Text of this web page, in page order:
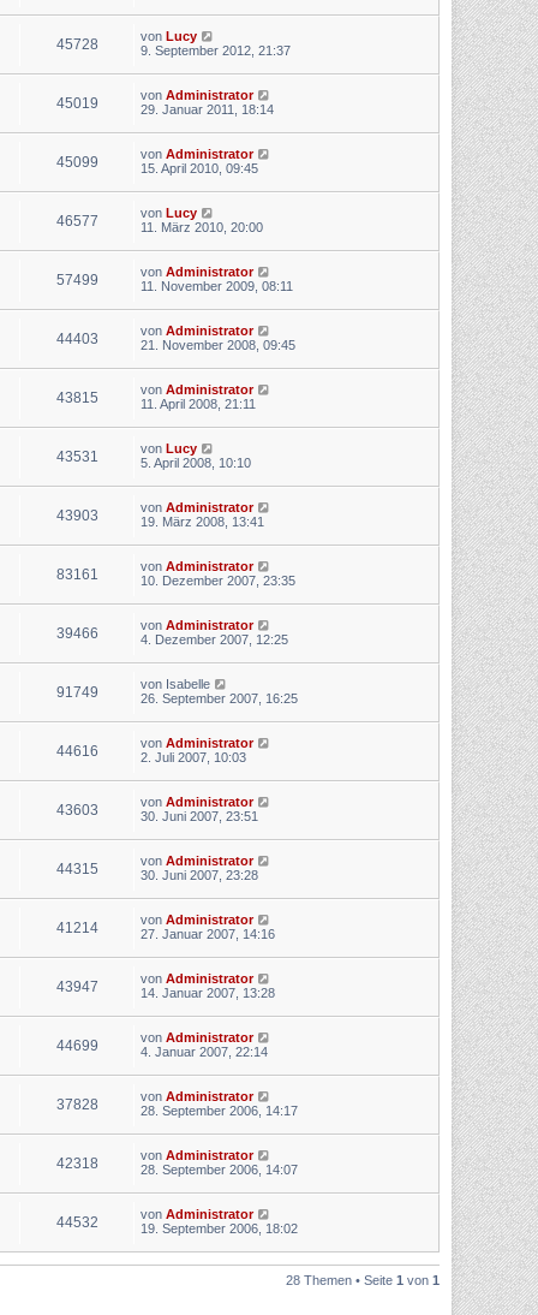
45728 von Lucy
9. September 2012, 21:37
45019 von Administrator
29. Januar 2011, 18:14
45099 von Administrator
15. April 2010, 09:45
46577 von Lucy
11. März 2010, 20:00
57499 von Administrator
11. November 2009, 08:11
44403 von Administrator
21. November 2008, 09:45
43815 von Administrator
11. April 2008, 21:11
43531 von Lucy
5. April 2008, 10:10
43903 von Administrator
19. März 2008, 13:41
83161 von Administrator
10. Dezember 2007, 23:35
39466 von Administrator
4. Dezember 2007, 12:25
91749 von Isabelle
26. September 2007, 16:25
44616 von Administrator
2. Juli 2007, 10:03
43603 von Administrator
30. Juni 2007, 23:51
44315 von Administrator
30. Juni 2007, 23:28
41214 von Administrator
27. Januar 2007, 14:16
43947 von Administrator
14. Januar 2007, 13:28
44699 von Administrator
4. Januar 2007, 22:14
37828 von Administrator
28. September 2006, 14:17
42318 von Administrator
28. September 2006, 14:07
44532 von Administrator
19. September 2006, 18:02
28 Themen • Seite 1 von 1